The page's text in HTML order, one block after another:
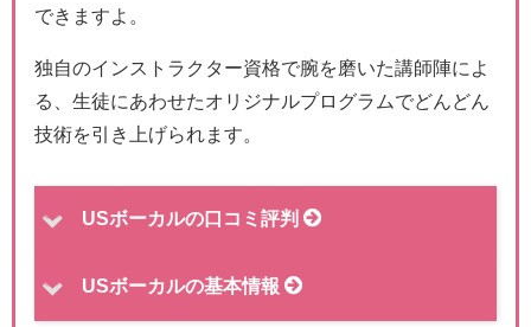
できますよ。
独自のインストラクター資格で腕を磨いた講師陣によ
る、生徒にあわせたオリジナルプログラムでどんどん
技術を引き上げられます。
USボーカルの口コミ評判
USボーカルの基本情報